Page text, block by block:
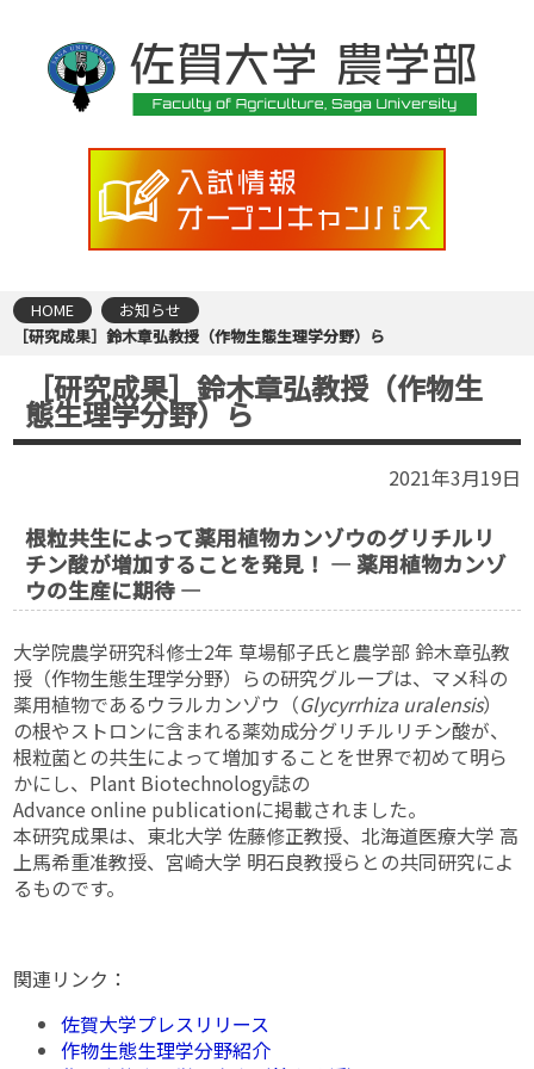
HOME
お知らせ
［研究成果］鈴木章弘教授（作物生態生理学分野）ら
［研究成果］鈴木章弘教授（作物生
態生理学分野）ら
2021年3月19日
根粒共生によって薬用植物カンゾウのグリチルリ
チン酸が増加することを発見！ — 薬用植物カンゾ
ウの生産に期待 —
大学院農学研究科修士2年 草場郁子氏と農学部 鈴木章弘教
授（作物生態生理学分野）らの研究グループは、マメ科の
薬用植物であるウラルカンゾウ（Glycyrrhiza uralensis）
の根やストロンに含まれる薬効成分グリチルリチン酸が、
根粒菌との共生によって増加することを世界で初めて明ら
かにし、Plant Biotechnology誌の
Advance online publicationに掲載されました。
本研究成果は、東北大学 佐藤修正教授、北海道医療大学 高
上馬希重准教授、宮崎大学 明石良教授らとの共同研究によ
るものです。
関連リンク：
佐賀大学プレスリリース
作物生態生理学分野紹介